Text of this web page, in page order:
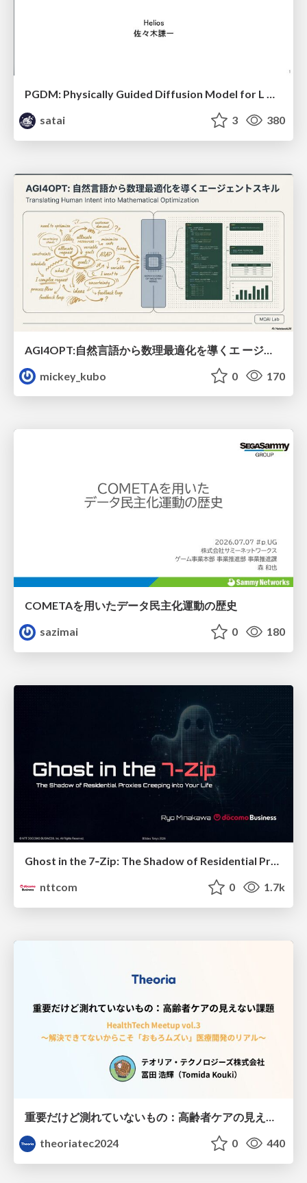
PGDM: Physically Guided Diffusion Model for L Downscaling
satai
3 380
mickey_kubo
0 170
COMETAを用いたデータ民主化運動の歴史
sazimai
0 180
Ghost in the 7‑Zip: The Shadow of Residential Proxies Creeping into Your Life
nttcom
0 1.7k
theoriatec2024
0 440